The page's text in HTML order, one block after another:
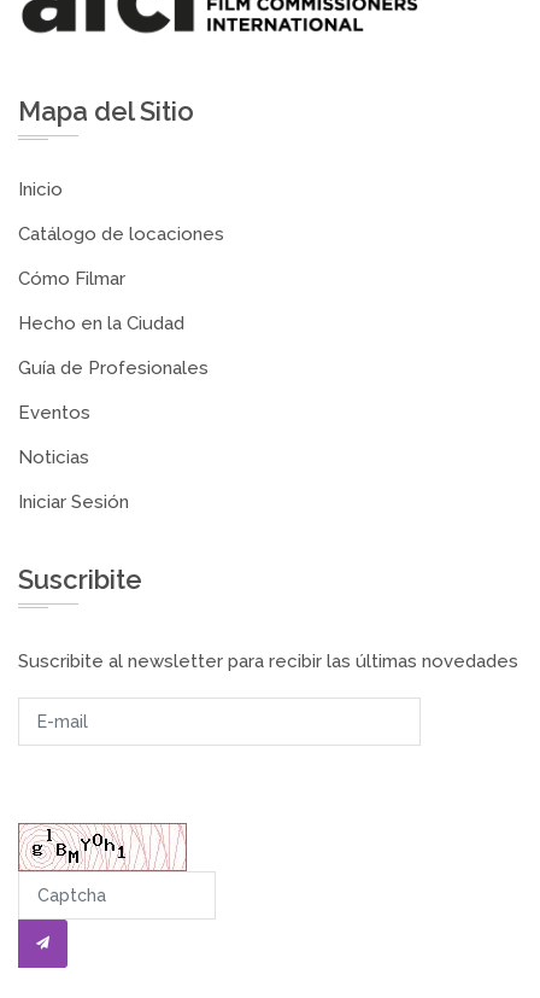
Mapa del Sitio
Inicio
Catálogo de locaciones
Cómo Filmar
Hecho en la Ciudad
Guía de Profesionales
Eventos
Noticias
Iniciar Sesión
Suscribite
Suscribite al newsletter para recibir las últimas novedades